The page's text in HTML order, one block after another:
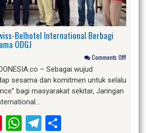
Belhotel International Berbagi
ODGJ
Comments Off!
– Sebagai wujud
sesama dan komitmen untuk selalu
bagi masyarakat sekitar, Jaringan
Pinterest
WhatsApp
Telegram